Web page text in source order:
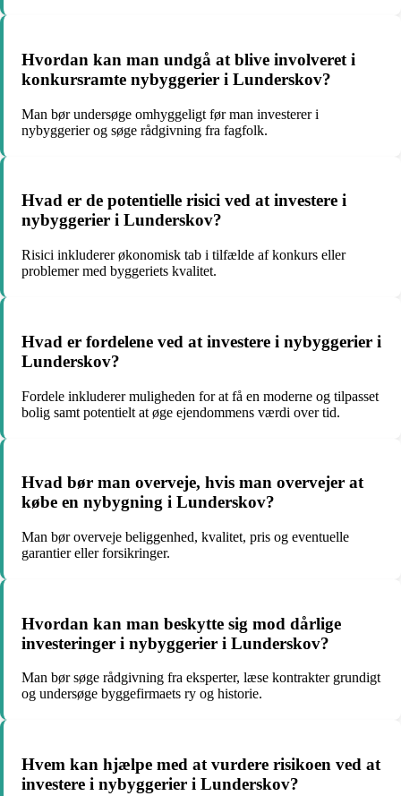
Hvordan kan man undgå at blive involveret i
konkursramte nybyggerier i Lunderskov?
Man bør undersøge omhyggeligt før man investerer i
nybyggerier og søge rådgivning fra fagfolk.
Hvad er de potentielle risici ved at investere i
nybyggerier i Lunderskov?
Risici inkluderer økonomisk tab i tilfælde af konkurs eller
problemer med byggeriets kvalitet.
Hvad er fordelene ved at investere i nybyggerier i
Lunderskov?
Fordele inkluderer muligheden for at få en moderne og tilpasset
bolig samt potentielt at øge ejendommens værdi over tid.
Hvad bør man overveje, hvis man overvejer at
købe en nybygning i Lunderskov?
Man bør overveje beliggenhed, kvalitet, pris og eventuelle
garantier eller forsikringer.
Hvordan kan man beskytte sig mod dårlige
investeringer i nybyggerier i Lunderskov?
Man bør søge rådgivning fra eksperter, læse kontrakter grundigt
og undersøge byggefirmaets ry og historie.
Hvem kan hjælpe med at vurdere risikoen ved at
investere i nybyggerier i Lunderskov?